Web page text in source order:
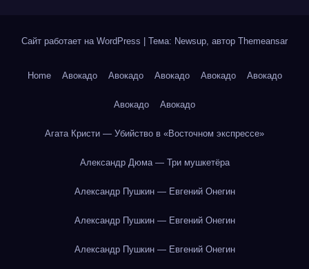
Сайт работает на WordPress Тема: Newsup, автор Themeansar
Home Авокадо Авокадо Авокадо Авокадо Авокадо
Авокадо Авокадо
Агата Кристи — Убийство в «Восточном экспрессе»
Александр Дюма — Три мушкетёра
Александр Пушкин — Евгений Онегин
Александр Пушкин — Евгений Онегин
Александр Пушкин — Евгений Онегин